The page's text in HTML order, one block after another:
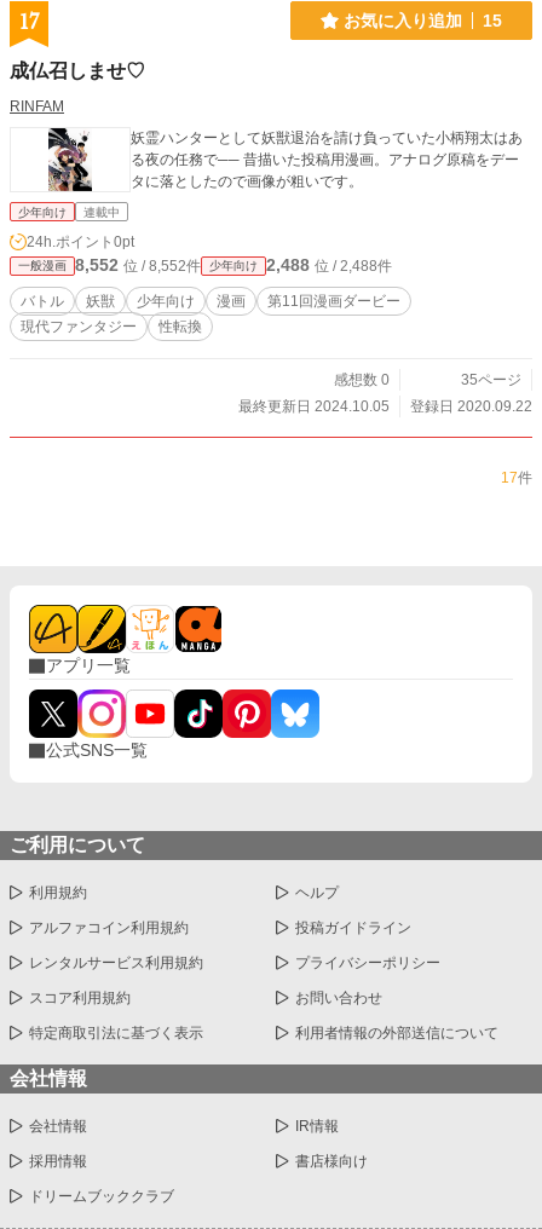
17 お気に入り追加 15
成仏召しませ♡
RINFAM
妖霊ハンターとして妖獣退治を請け負っていた小柄翔太はあ
る夜の任務で── 昔描いた投稿用漫画。アナログ原稿をデー
タに落としたので画像が粗いです。
少年向け 連載中
24h.ポイント 0pt
一般漫画 8,552 位 / 8,552件 少年向け 2,488 位 / 2,488件
バトル 妖獣 少年向け 漫画
第11回漫画ダービー
現代ファンタジー
性転換
感想数 0
35ページ
最終更新日 2024.10.05
登録日 2020.09.22
17件
アプリ一覧
公式SNS一覧
ご利用について
利用規約 ヘルプ
アルファコイン利用規約 投稿ガイドライン
レンタルサービス利用規約 プライバシーポリシー
スコア利用規約 お問い合わせ
特定商取引法に基づく表示 利用者情報の外部送信について
会社情報
会社情報 IR情報
採用情報 書店様向け
ドリームブッククラブ